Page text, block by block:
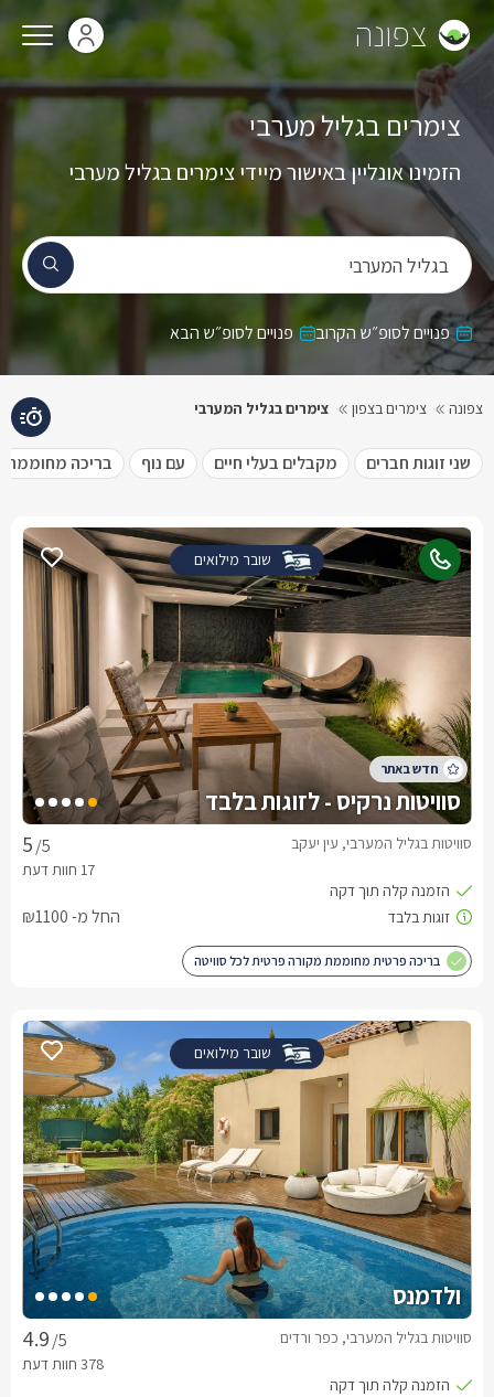
צפונה
בגליל המערבי
צימרים בגליל מערבי
הזמינו אונליין באישור מיידי צימרים בגליל מערבי
פנויים לסופ״ש הקרוב פנויים לסופ״ש הבא
צפונה צימרים בצפון צימרים בגליל המערבי
שני זוגות חברים מקבלים בעלי חיים עם נוף בריכה מחוממת
שובר מילואים
סוויטות נרקיס - לזוגות בלבד
/5 סוויטות בגליל המערבי, עין יעקב
החל מ- ₪1100
בריכה פרטית מחוממת מקורה פרטית לכל סוויטה
שובר מילואים
ולדמנס
/5 סוויטות בגליל המערבי, כפר ורדים